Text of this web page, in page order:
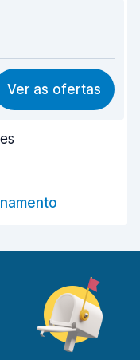
7,8
7,3
7,8
Ver as ofertas